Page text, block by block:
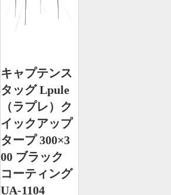
キャプテンス
タッグ Lpule
（ラプレ）ク
イックアップ
タープ 300×3
00 ブラック
コーティング
UA-1104